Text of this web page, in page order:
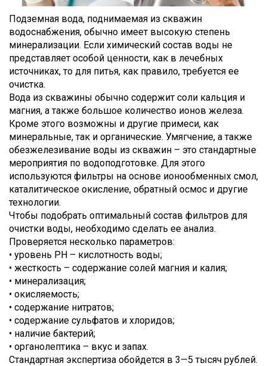
Подземная вода, поднимаемая из скважин
водоснабжения, обычно имеет высокую степень
минерализации. Если химический состав воды не
представляет особой ценности, как в лечебных
источниках, то для питья, как правило, требуется ее
очистка.
Вода из скважины обычно содержит соли кальция и
магния, а также большое количество ионов железа.
Кроме этого возможны и другие примеси, как
минеральные, так и органические. Умягчение, а также
обезжелезивание воды из скважин – это стандартные
мероприятия по водоподготовке. Для этого
используются фильтры на основе ионообменных смол,
каталитическое окисление, обратный осмос и другие
технологии.
Чтобы подобрать оптимальный состав фильтров для
очистки воды, необходимо сделать ее анализ.
Проверяется несколько параметров:
• уровень PH – кислотность воды;
• жесткость – содержание солей магния и калия;
• минерализация;
• окисляемость;
• содержание нитратов;
• содержание сульфатов и хлоридов;
• наличие бактерий;
• органолептика – вкус и запах.
Стандартная экспертиза обойдется в 3—5 тысяч рублей.